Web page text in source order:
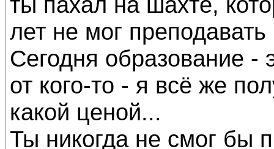
лет не мог
Сегодня образование -
от кого-то - я всё же
какой ценой...
Ты никогда не смог бы